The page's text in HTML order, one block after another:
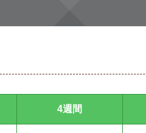
4週間